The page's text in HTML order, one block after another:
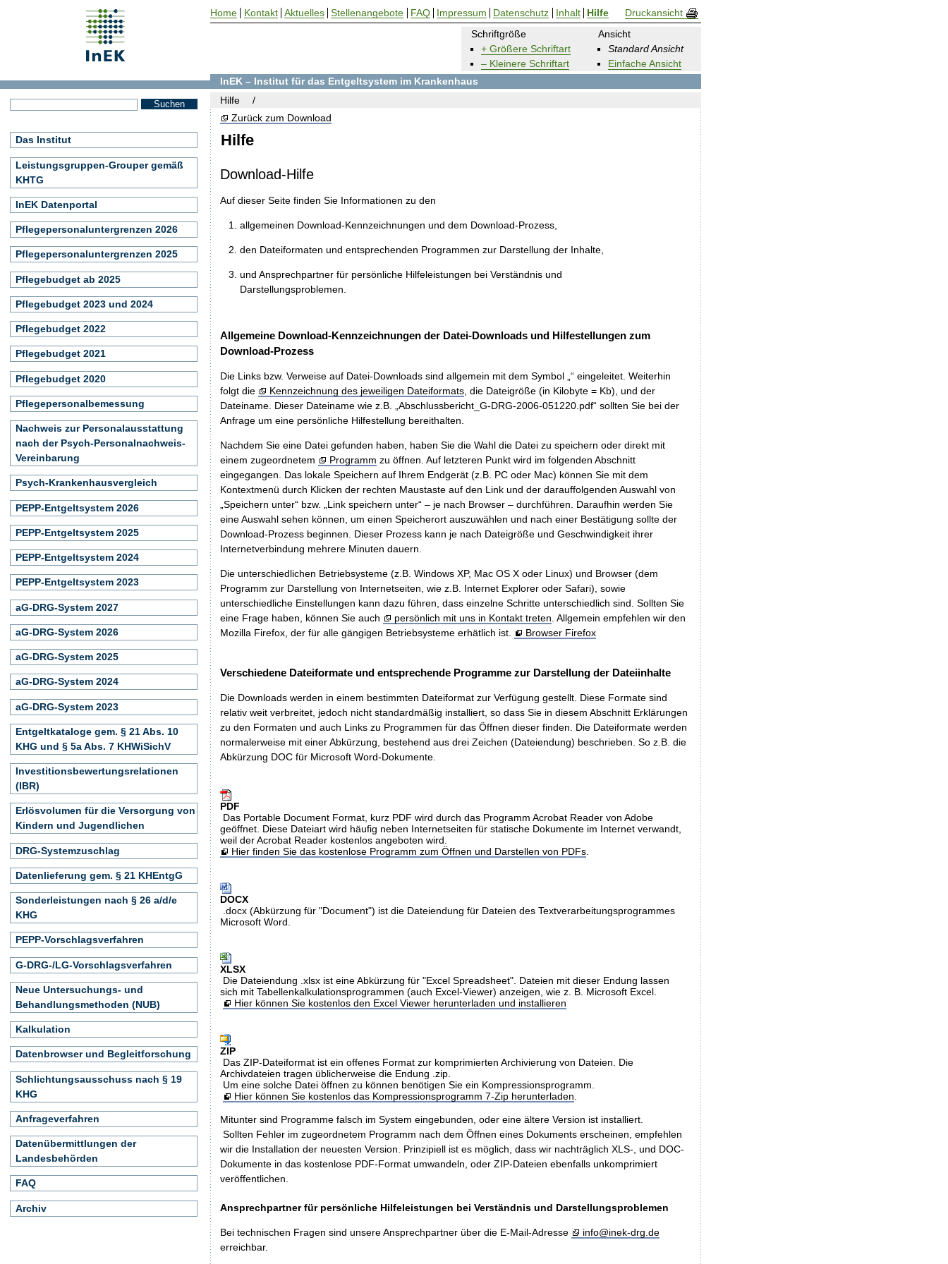
Hilfe
Schriftgröße
+ Größere Schriftart
– Kleinere Schriftart
Ansicht
Standard Ansicht
Einfache Ansicht
Zurück zum Download
Download-Hilfe
Auf dieser Seite finden Sie Informationen zu den
allgemeinen Download-Kennzeichnungen und dem Download-Prozess,
den Dateiformaten und entsprechenden Programmen zur Darstellung der Inhalte,
und Ansprechpartner für persönliche Hilfeleistungen bei Verständnis und
Darstellungsproblemen.
Allgemeine Download-Kennzeichnungen der Datei-Downloads und Hilfestellungen zum
Download-Prozess
Die Links bzw. Verweise auf Datei-Downloads sind allgemein mit dem Symbol „“ eingeleitet. Weiterhin
folgt die
Kennzeichnung des jeweiligen Dateiformats, die Dateigröße (in Kilobyte = Kb), und der
Dateiname. Dieser Dateiname wie z.B. „Abschlussbericht_G-DRG-2006-051220.pdf“ sollten Sie bei der
Anfrage um eine persönliche Hilfestellung bereithalten.
Nachdem Sie eine Datei gefunden haben, haben Sie die Wahl die Datei zu speichern oder direkt mit
einem zugeordnetem
Programm zu öffnen. Auf letzteren Punkt wird im folgenden Abschnitt
eingegangen. Das lokale Speichern auf Ihrem Endgerät (z.B. PC oder Mac) können Sie mit dem
Kontextmenü durch Klicken der rechten Maustaste auf den Link und der darauffolgenden Auswahl von
„Speichern unter“ bzw. „Link speichern unter“ – je nach Browser – durchführen. Daraufhin werden Sie
eine Auswahl sehen können, um einen Speicherort auszuwählen und nach einer Bestätigung sollte der
Download-Prozess beginnen. Dieser Prozess kann je nach Dateigröße und Geschwindigkeit ihrer
Internetverbindung mehrere Minuten dauern.
Die unterschiedlichen Betriebsysteme (z.B. Windows XP, Mac OS X oder Linux) und Browser (dem
Programm zur Darstellung von Internetseiten, wie z.B. Internet Explorer oder Safari), sowie
unterschiedliche Einstellungen kann dazu führen, dass einzelne Schritte unterschiedlich sind. Sollten Sie
eine Frage haben, können Sie auch
persönlich mit uns in Kontakt treten . Allgemein empfehlen wir den
Mozilla Firefox, der für alle gängigen Betriebsysteme erhätlich ist.
Browser Firefox
Verschiedene Dateiformate und entsprechende Programme zur Darstellung der Dateiinhalte
Die Downloads werden in einem bestimmten Dateiformat zur Verfügung gestellt. Diese Formate sind
relativ weit verbreitet, jedoch nicht standardmäßig installiert, so dass Sie in diesem Abschnitt Erklärungen
zu den Formaten und auch Links zu Programmen für das Öffnen dieser finden. Die Dateiformate werden
normalerweise mit einer Abkürzung, bestehend aus drei Zeichen (Dateiendung) beschrieben. So z.B. die
Abkürzung DOC für Microsoft Word-Dokumente.
PDF
Das Portable Document Format, kurz PDF wird durch das Programm Acrobat Reader von Adobe
geöffnet. Diese Dateiart wird häufig neben Internetseiten für statische Dokumente im Internet verwandt,
weil der Acrobat Reader kostenlos angeboten wird.
Hier finden Sie das kostenlose Programm zum Öffnen und Darstellen von PDFs.
DOCX
.docx (Abkürzung für "Document") ist die Dateiendung für Dateien des Textverarbeitungsprogrammes
Microsoft Word.
XLSX
Die Dateiendung .xlsx ist eine Abkürzung für "Excel Spreadsheet". Dateien mit dieser Endung lassen
sich mit Tabellenkalkulationsprogrammen (auch Excel-Viewer) anzeigen, wie z. B. Microsoft Excel.
Hier können Sie kostenlos den Excel Viewer herunterladen und installieren
ZIP
Das ZIP-Dateiformat ist ein offenes Format zur komprimierten Archivierung von Dateien. Die
Archivdateien tragen üblicherweise die Endung .zip.
Um eine solche Datei öffnen zu können benötigen Sie ein Kompressionsprogramm.
Hier können Sie kostenlos das Kompressionsprogramm 7-Zip herunterladen
Mitunter sind Programme falsch im System eingebunden, oder eine ältere Version ist installiert.
Sollten Fehler im zugeordnetem Programm nach dem Öffnen eines Dokuments erscheinen, empfehlen
wir die Installation der neuesten Version. Prinzipiell ist es möglich, dass wir nachträglich XLS-, und DOC-
Dokumente in das kostenlose PDF-Format umwandeln, oder ZIP-Dateien ebenfalls unkomprimiert
veröffentlichen.
Ansprechpartner für persönliche Hilfeleistungen bei Verständnis und Darstellungsproblemen
Bei technischen Fragen sind unsere Ansprechpartner über die E-Mail-Adresse
info@inek-drg.de
erreichbar.
InEK – Institut für das Entgeltsystem im Krankenhaus
Hilfe
Das Institut
Leistungsgruppen-Grouper gemäß
KHTG
InEK Datenportal
Pflegepersonaluntergrenzen 2026
Pflegepersonaluntergrenzen 2025
Pflegebudget ab 2025
Pflegebudget 2023 und 2024
Pflegebudget 2022
Pflegebudget 2021
Pflegebudget 2020
Pflegepersonalbemessung
Nachweis zur Personalausstattung
nach der Psych-Personalnachweis-
Vereinbarung
Psych-Krankenhausvergleich
PEPP-Entgeltsystem 2026
PEPP-Entgeltsystem 2025
PEPP-Entgeltsystem 2024
PEPP-Entgeltsystem 2023
aG-DRG-System 2027
aG-DRG-System 2026
aG-DRG-System 2025
aG-DRG-System 2024
aG-DRG-System 2023
Entgeltkataloge gem. § 21 Abs. 10
KHG und § 5a Abs. 7 KHWiSichV
Investitionsbewertungsrelationen
(IBR)
Erlösvolumen für die Versorgung von
Kindern und Jugendlichen
DRG-Systemzuschlag
Datenlieferung gem. § 21 KHEntgG
Sonderleistungen nach § 26 a/d/e
KHG
PEPP-Vorschlagsverfahren
G-DRG-/LG-Vorschlagsverfahren
Neue Untersuchungs- und
Behandlungsmethoden (NUB)
Kalkulation
Datenbrowser und Begleitforschung
Schlichtungsausschuss nach § 19
KHG
Anfrageverfahren
Datenübermittlungen der
Landesbehörden
FAQ
Archiv
Home Kontakt Aktuelles Stellenangebote FAQ Impressum Datenschutz Inhalt Hilfe Druckansicht